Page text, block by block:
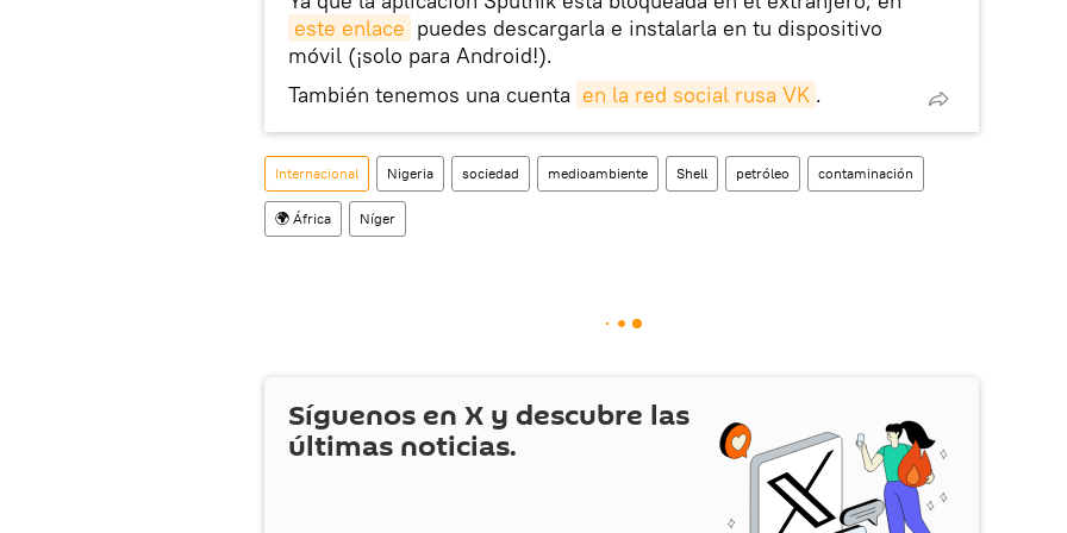
este enlace puedes descargarla e instalarla en tu dispositivo
móvil (¡solo para Android!).
También tenemos una cuenta en la red social rusa VK .
Internacional Nigeria sociedad medioambiente Shell petróleo contaminación
🌍 África Níger
Síguenos en X y descubre las
últimas noticias.